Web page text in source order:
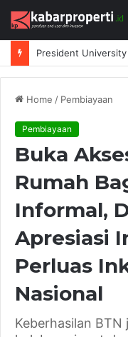
Home / Pembiayaan
Pembiayaan
Buka
Rumah
Informal,
Apresiasi
Perluas
Nasional
Keberhasilan BTN